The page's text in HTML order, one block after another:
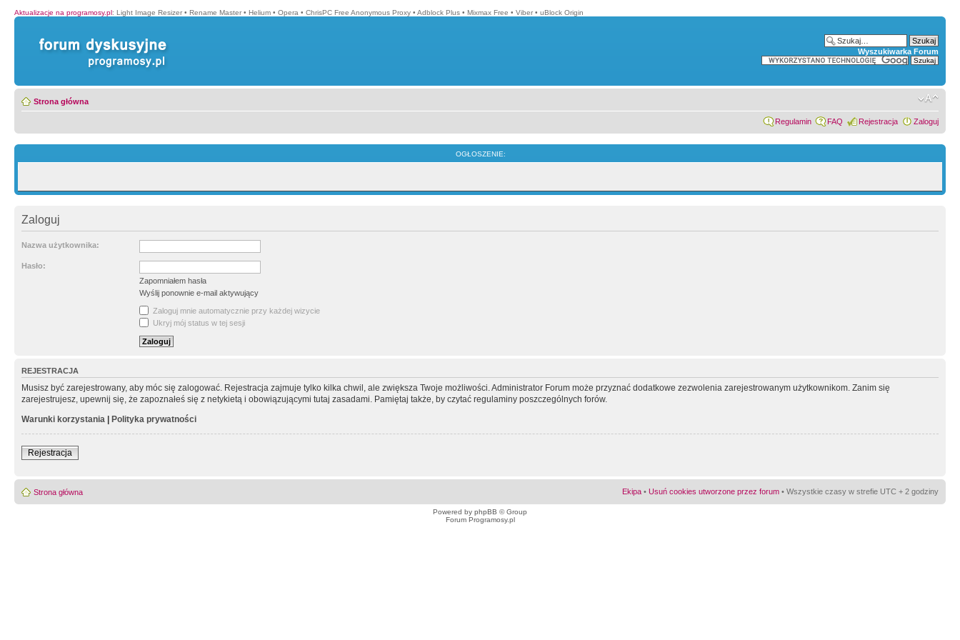
Aktualizacje na programosy.pl: Light Image Resizer • Rename Master • Helium • Opera • ChrisPC Free Anonymous Proxy • Adblock Plus • Mixmax Free • Viber • uBlock Origin
Wyszukiwarka Forum
Strona główna
Regulamin FAQ Rejestracja Zaloguj
OGŁOSZENIE:
Zaloguj
Nazwa użytkownika:
Hasło:
Zapomniałem hasła
Wyślij ponownie e-mail aktywujący
Zaloguj mnie automatycznie przy każdej wizycie
Ukryj mój status w tej sesji
REJESTRACJA
Musisz być zarejestrowany, aby móc się zalogować. Rejestracja zajmuje tylko kilka chwil, ale zwiększa Twoje możliwości. Administrator Forum może przyznać dodatkowe zezwolenia zarejestrowanym użytkownikom. Zanim się
zarejestrujesz, upewnij się, że zapoznałeś się z netykietą i obowiązującymi tutaj zasadami. Pamiętaj także, by czytać regulaminy poszczególnych forów.
Warunki korzystania | Polityka prywatności
Rejestracja
Strona główna Ekipa • Usuń cookies utworzone przez forum • Wszystkie czasy w strefie UTC + 2 godziny
Powered by phpBB © Group
Forum Programosy.pl